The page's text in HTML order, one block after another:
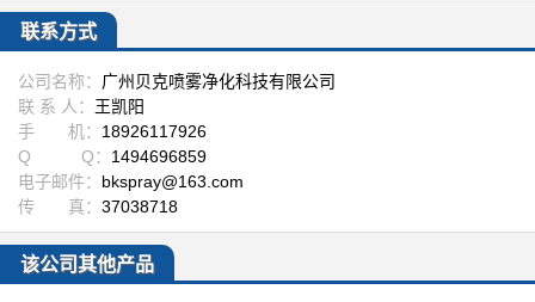
联系方式
公司名称： 广州贝克喷雾净化科技有限公司
联 系 人： 王凯阳
手 机： 18926117926
Q Q： 1494696859
电子邮件： bkspray@163.com
传 真： 37038718
该公司其他产品